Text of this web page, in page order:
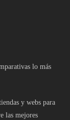
lo más
y webs para
las mejores